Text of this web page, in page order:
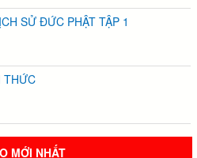
SỬ ĐỨC PHẬT TẬP 1
THỨC
MỚI NHẤT